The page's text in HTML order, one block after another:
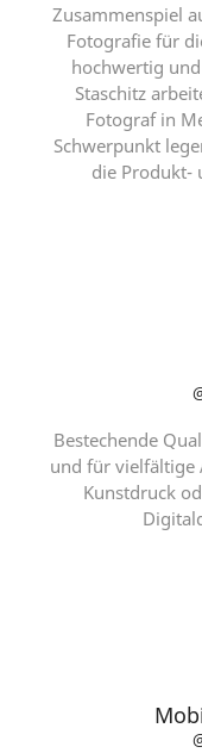
Zusammenspiel
Fotografie für
hochwertig
Staschitz
Fotograf in
Schwerpunkt
die Produkt-
Bestechende
und für vielfältige
Kunstdruck